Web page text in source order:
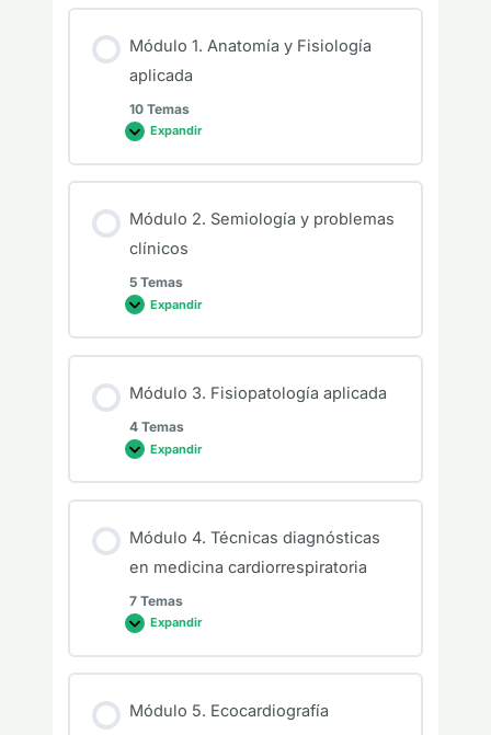
Módulo 1. Anatomía y Fisiología
aplicada
10 Temas
Expandir
Módulo 2. Semiología y problemas
clínicos
5 Temas
Expandir
Módulo 3. Fisiopatología aplicada
4 Temas
Expandir
Módulo 4. Técnicas diagnósticas
en medicina cardiorrespiratoria
7 Temas
Expandir
Módulo 5. Ecocardiografía